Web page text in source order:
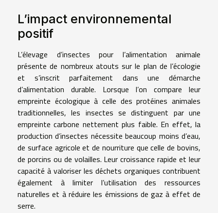
L’impact environnemental
positif
L’élevage d’insectes pour l’alimentation animale
présente de nombreux atouts sur le plan de l’écologie
et s’inscrit parfaitement dans une démarche
d’alimentation durable. Lorsque l’on compare leur
empreinte écologique à celle des protéines animales
traditionnelles, les insectes se distinguent par une
empreinte carbone nettement plus faible. En effet, la
production d’insectes nécessite beaucoup moins d’eau,
de surface agricole et de nourriture que celle de bovins,
de porcins ou de volailles. Leur croissance rapide et leur
capacité à valoriser les déchets organiques contribuent
également à limiter l’utilisation des ressources
naturelles et à réduire les émissions de gaz à effet de
serre.